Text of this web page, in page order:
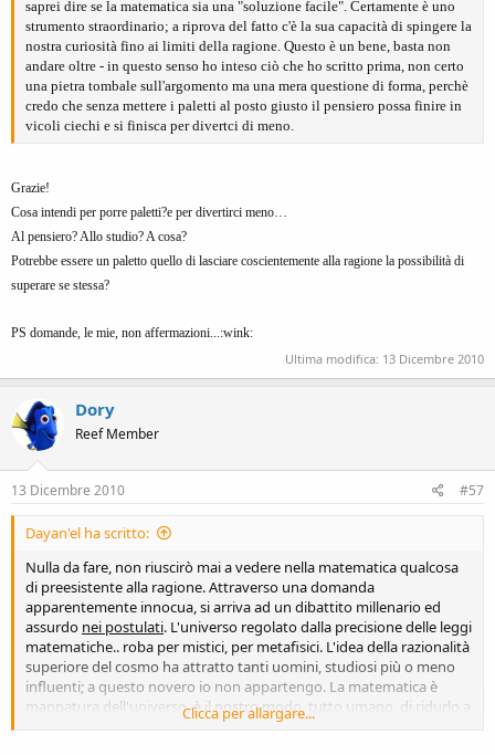
nè esclude che vi sia altro che ci sfugge. E' la prospettiva antropocentrica
che, come sempre, tende a gettarci fumo negli occhi. Al tempo di Pitagora
era giustificabile, oggi secondo me potremmo allontanarci da essa.
saprei dire se la matematica sia una "soluzione facile". Certamente è uno
strumento straordinario; a riprova del fatto c'è la sua capacità di spingere la
nostra curiosità fino ai limiti della ragione. Questo è un bene, basta non
andare oltre - in questo senso ho inteso ciò che ho scritto prima, non certo
una pietra tombale sull'argomento ma una mera questione di forma, perchè
credo che senza mettere i paletti al posto giusto il pensiero possa finire in
vicoli ciechi e si finisca per divertci di meno.
Grazie!
Cosa intendi per porre paletti?e per divertirci meno…
Al pensiero? Allo studio? A cosa?
Potrebbe essere un paletto quello di lasciare coscientemente alla ragione la possibilità di
superare se stessa?
PS domande, le mie, non affermazioni...:wink:
Ultima modifica: 13 Dicembre 2010
Dory
Reef Member
13 Dicembre 2010 #57
Dayan'el ha scritto:
Nulla da fare, non riuscirò mai a vedere nella matematica qualcosa
di preesistente alla ragione. Attraverso una domanda
apparentemente innocua, si arriva ad un dibattito millenario ed
assurdo nei postulati. L'universo regolato dalla precisione delle leggi
matematiche.. roba per mistici, per metafisici. L'idea della razionalità
superiore del cosmo ha attratto tanti uomini, studiosi più o meno
influenti; a questo novero io non appartengo. La matematica è
mappatura dell'universo, è il nostro modo, tutto umano, di ridurlo a
semplicità per comprenderlo e raccontarlo. Qualcuno, anni fa,
Clicca per allargare...